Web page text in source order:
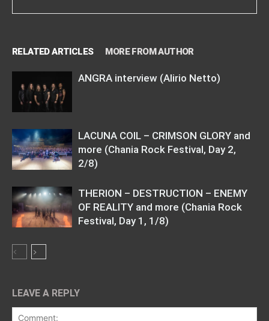
RELATED ARTICLES MORE FROM AUTHOR
ANGRA interview (Alirio Netto)
LACUNA COIL – CRIMSON GLORY and
more (Chania Rock Festival, Day 2,
2/8)
THERION – DESTRUCTION – ENEMY
OF REALITY and more (Chania Rock
Festival, Day 1, 1/8)
LEAVE A REPLY